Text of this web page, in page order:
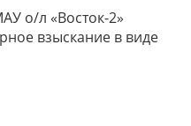
о/л «Восток-2»
взыскание в виде